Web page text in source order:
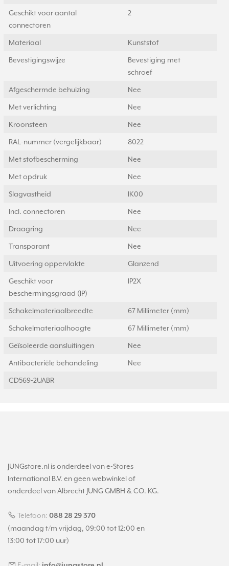
Geschikt voor aantal
connectoren
2
Materiaal Kunststof
Bevestigingswijze
Bevestiging met
schroef
Afgeschermde behuizing Nee
Met verlichting Nee
Kroonsteen Nee
RAL-nummer (vergelijkbaar) 8022
Met stofbescherming Nee
Met opdruk Nee
Slagvastheid IK00
Incl. connectoren Nee
Draagring Nee
Transparant Nee
Uitvoering oppervlakte Glanzend
Geschikt voor
beschermingsgraad (IP)
IP2X
Schakelmateriaalbreedte 67 Millimeter (mm)
Schakelmateriaalhoogte 67 Millimeter (mm)
Geïsoleerde aansluitingen Nee
Antibacteriële behandeling Nee
CD569-2UABR
JUNGstore.nl is onderdeel van e-Stores
International B.V. en geen webwinkel of
onderdeel van Albrecht JUNG GMBH & CO. KG.
Telefoon: 088 28 29 370
(maandag t/m vrijdag, 09:00 tot 12:00 en
13:00 tot 17:00 uur)